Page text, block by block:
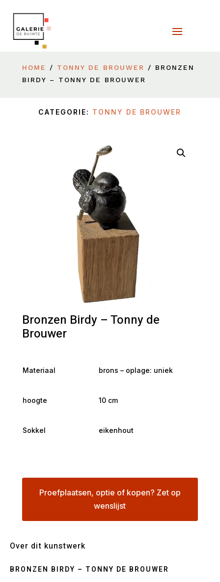
HOME / TONNY DE BROUWER
/ BRONZEN
BIRDY – TONNY DE BROUWER
CATEGORIE: TONNY DE BROUWER
Bronzen Birdy – Tonny de
Brouwer
Materiaal brons – oplage: uniek
hoogte 10 cm
Sokkel eikenhout
Proefplaatsen, optie of kopen? Zet op
wenslijst
Over dit kunstwerk
BRONZEN BIRDY – TONNY DE BROUWER